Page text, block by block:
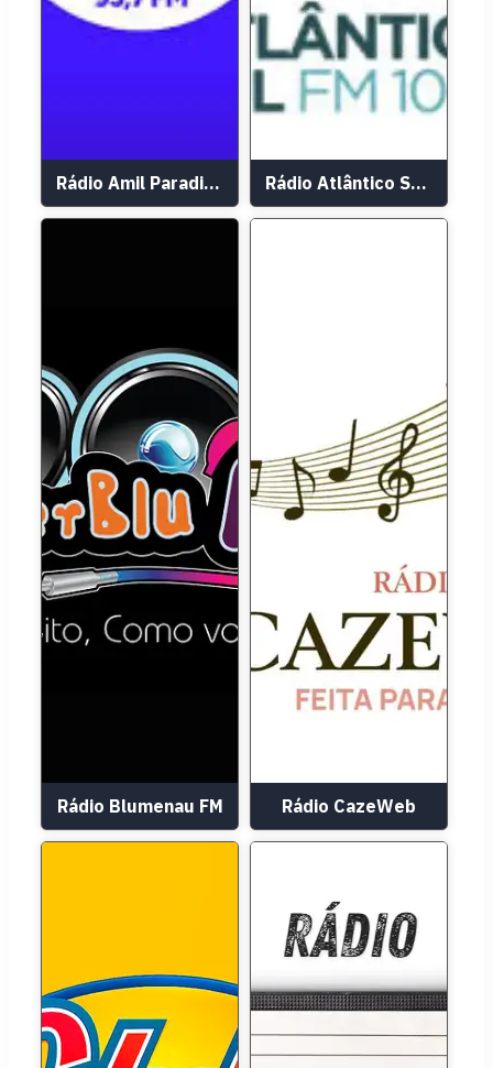
Rádio Amil Paradiso FM 95.7 Rádio Atlântico Sul FM 105.7
Rádio Blumenau FM Rádio CazeWeb